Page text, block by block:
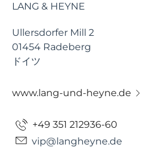
LANG & HEYNE
Ullersdorfer Mill 2
01454 Radeberg
ドイツ
www.lang-und-heyne.de
+49 351 212936-60
vip@langheyne.de